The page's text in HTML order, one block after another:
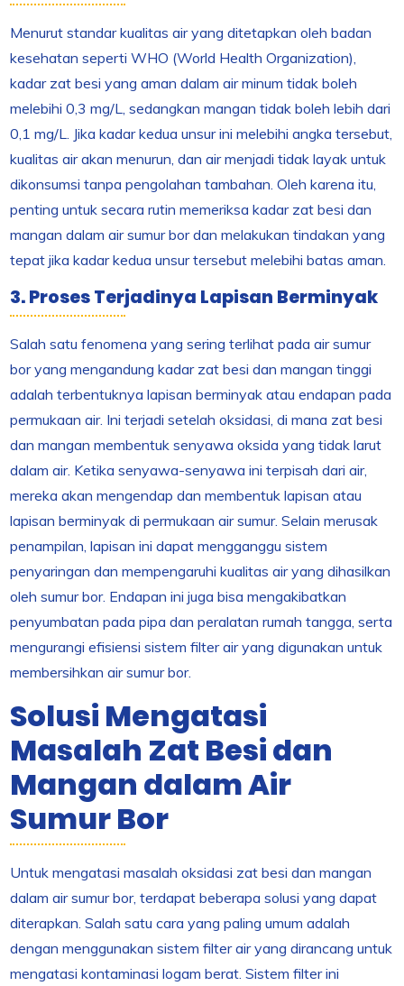
Menurut standar kualitas air yang ditetapkan oleh badan
kesehatan seperti WHO (World Health Organization),
kadar zat besi yang aman dalam air minum tidak boleh
melebihi 0,3 mg/L, sedangkan mangan tidak boleh lebih dari
0,1 mg/L. Jika kadar kedua unsur ini melebihi angka tersebut,
kualitas air akan menurun, dan air menjadi tidak layak untuk
dikonsumsi tanpa pengolahan tambahan. Oleh karena itu,
penting untuk secara rutin memeriksa kadar zat besi dan
mangan dalam air sumur bor dan melakukan tindakan yang
tepat jika kadar kedua unsur tersebut melebihi batas aman.
3. Proses Terjadinya Lapisan Berminyak
Salah satu fenomena yang sering terlihat pada air sumur
bor yang mengandung kadar zat besi dan mangan tinggi
adalah terbentuknya lapisan berminyak atau endapan pada
permukaan air. Ini terjadi setelah oksidasi, di mana zat besi
dan mangan membentuk senyawa oksida yang tidak larut
dalam air. Ketika senyawa-senyawa ini terpisah dari air,
mereka akan mengendap dan membentuk lapisan atau
lapisan berminyak di permukaan air sumur. Selain merusak
penampilan, lapisan ini dapat mengganggu sistem
penyaringan dan mempengaruhi kualitas air yang dihasilkan
oleh sumur bor. Endapan ini juga bisa mengakibatkan
penyumbatan pada pipa dan peralatan rumah tangga, serta
mengurangi efisiensi sistem filter air yang digunakan untuk
membersihkan air sumur bor.
Solusi Mengatasi
Masalah Zat Besi dan
Mangan dalam Air
Sumur Bor
Untuk mengatasi masalah oksidasi zat besi dan mangan
dalam air sumur bor, terdapat beberapa solusi yang dapat
diterapkan. Salah satu cara yang paling umum adalah
dengan menggunakan sistem filter air yang dirancang untuk
mengatasi kontaminasi logam berat. Sistem filter ini